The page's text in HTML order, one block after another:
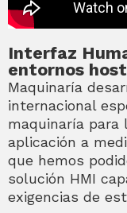
Interfaz
entornos
Maquinaría
internacional
maquinaría para
aplicación a
que hemos
solución HMI
exigencias de